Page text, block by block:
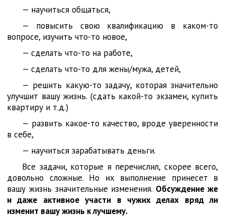
— научиться общаться,
— повысить свою квалификацию в каком-то
вопросе, изучить что-то новое,
— сделать что-то на работе,
— сделать что-то для жены/мужа, детей,
— решить какую-то задачу, которая значительно
улучшит вашу жизнь. (сдать какой-то экзамен, купить
квартиру и т.д.)
— развить какое-то качество, вроде уверенности
в себе,
— научиться зарабатывать деньги.
Все задачи, которые я перечислил, скорее всего,
довольно сложные. Но их выполнение принесет в
вашу жизнь значительные изменения. Обсуждение же
и даже активное участи в чужих делах вряд ли
изменит вашу жизнь к лучшему.